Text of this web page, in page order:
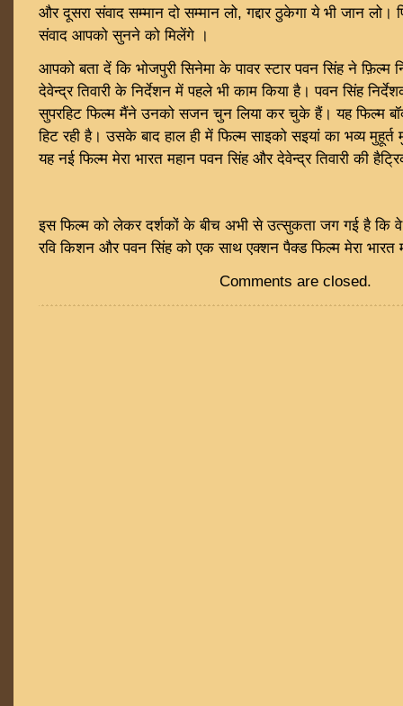
और दूसरा संवाद सम्मान दो सम्मान लो, गद्दार ठुकेगा ये भी जान
संवाद आपको सुनने को मिलेंगे ।
आपको बता दें कि भोजपुरी सिनेमा के पावर स्टार पवन सिंह ने फ़िल्म
देवेन्द्र तिवारी के निर्देशन में पहले भी काम किया है। पवन सिंह
सुपरहिट फिल्म मैंने उनको सजन चुन लिया कर चुके हैं। यह फिल्म
हिट रही है। उसके बाद हाल ही में फिल्म साइको सइयां का भव्य
यह नई फिल्म मेरा भारत महान पवन सिंह और देवेन्द्र तिवारी की
इस फिल्म को लेकर दर्शकों के बीच अभी से उत्सुकता जग गई है कि
रवि किशन और पवन सिंह को एक साथ एक्शन पैक्ड फिल्म मेरा
Comments are closed.